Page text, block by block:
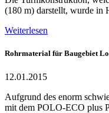
(180 m) darstellt, wurde in
Weiterlesen
Rohrmaterial für Baugebiet
12.01.2015
Aufgrund des enorm
mit dem POLO-ECO plus